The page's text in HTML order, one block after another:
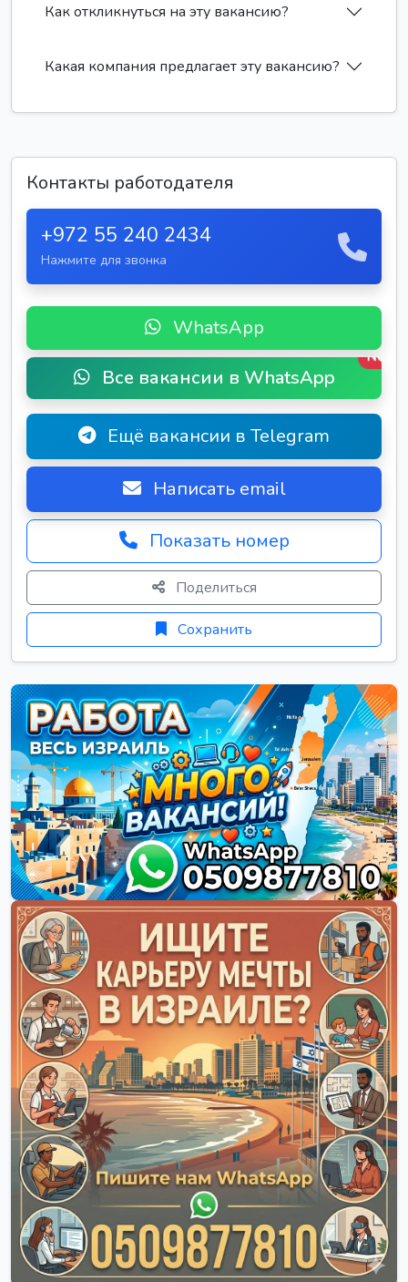
Как откликнуться на эту вакансию?
Какая компания предлагает эту вакансию?
Контакты работодателя
+972 55 240 2434
Нажмите для звонка
WhatsApp
Все вакансии в WhatsApp
New
Ещё вакансии в Telegram
Написать email
Показать номер
Поделиться
Сохранить